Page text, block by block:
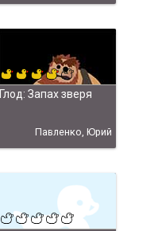
Глод: Запах зверя
Павленко, Юрий